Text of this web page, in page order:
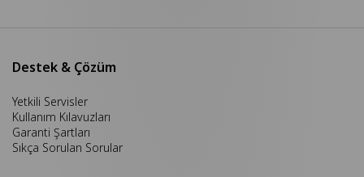
Destek & Çözüm
Yetkili Servisler
Kullanım Kılavuzları
Garanti Şartları
Sıkça Sorulan Sorular